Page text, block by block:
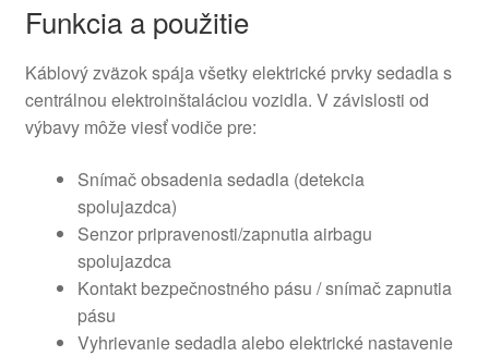
Funkcia a použitie
Káblový zväzok spája všetky elektrické prvky sedadla s
centrálnou elektroinštaláciou vozidla. V závislosti od
výbavy môže viesť vodiče pre:
Snímač obsadenia sedadla (detekcia
spolujazdca)
Senzor pripravenosti/zapnutia airbagu
spolujazdca
Kontakt bezpečnostného pásu / snímač zapnutia
pásu
Vyhrievanie sedadla alebo elektrické nastavenie